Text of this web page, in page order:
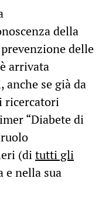
della
delle
arrivata
se già da
ricercatori
“Diabete di
(ditutti gli
e nella sua